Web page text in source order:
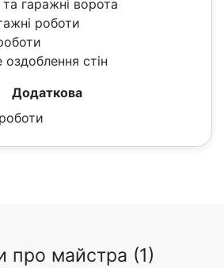
гаражні ворота
роботи
стін
Додаткова
про майстра (1)